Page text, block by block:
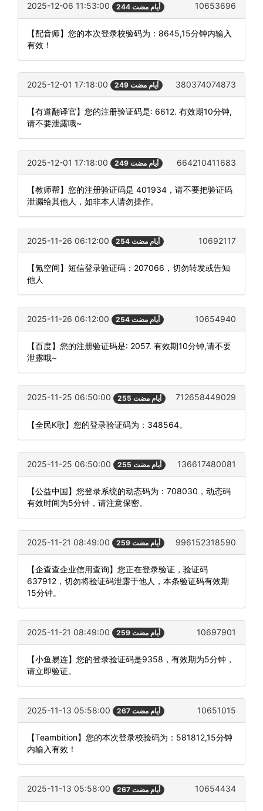
2025-12-06 11:53:00 244 أيام مضت 10653696
【配音师】您的本次登录校验码为：8645,15分钟内输入
有效！
2025-12-01 17:18:00 249 أيام مضت 380374074873
【有道翻译官】您的注册验证码是: 6612. 有效期10分钟,
请不要泄露哦~
2025-12-01 17:18:00 249 أيام مضت 664210411683
【教师帮】您的注册验证码是 401934，请不要把验证码
泄漏给其他人，如非本人请勿操作。
2025-11-26 06:12:00 254 أيام مضت 10692117
【氪空间】短信登录验证码：207066，切勿转发或告知
他人
2025-11-26 06:12:00 254 أيام مضت 10654940
【百度】您的注册验证码是: 2057. 有效期10分钟,请不要
泄露哦~
2025-11-25 06:50:00 255 أيام مضت 712658449029
【全民K歌】您的登录验证码为：348564。
2025-11-25 06:50:00 255 أيام مضت 136617480081
【公益中国】您登录系统的动态码为：708030，动态码
有效时间为5分钟，请注意保密。
2025-11-21 08:49:00 259 أيام مضت 996152318590
【企查查企业信用查询】您正在登录验证，验证码
637912，切勿将验证码泄露于他人，本条验证码有效期
15分钟。
2025-11-21 08:49:00 259 أيام مضت 10697901
【小鱼易连】您的登录验证码是9358，有效期为5分钟，
请立即验证。
2025-11-13 05:58:00 267 أيام مضت 10651015
【Teambition】您的本次登录校验码为：581812,15分钟
内输入有效！
2025-11-13 05:58:00 267 أيام مضت 10654434